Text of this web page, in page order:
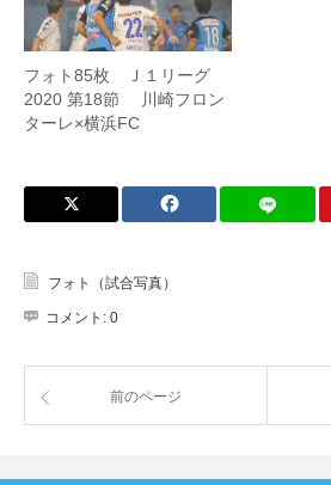
フォト85枚 Ｊ１リーグ
2020 第18節 川崎フロン
ターレ×横浜FC
フォト（試合写真）
コメント: 0
前のページ